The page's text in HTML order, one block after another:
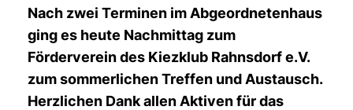
Nach zwei Terminen im Abgeordnetenhaus
ging es heute Nachmittag zum
Förderverein des Kiezklub Rahnsdorf e.V.
zum sommerlichen Treffen und Austausch.
Herzlichen Dank allen Aktiven für das